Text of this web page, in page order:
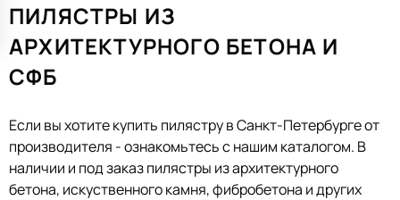
ПИЛЯСТРЫ ИЗ
АРХИТЕКТУРНОГО БЕТОНА И
СФБ
Если вы хотите купить пилястру в Санкт-Петербурге от
производителя - ознакомьтесь с нашим каталогом. В
наличии и под заказ пилястры из архитектурного
бетона, искуственного камня, фибробетона и других